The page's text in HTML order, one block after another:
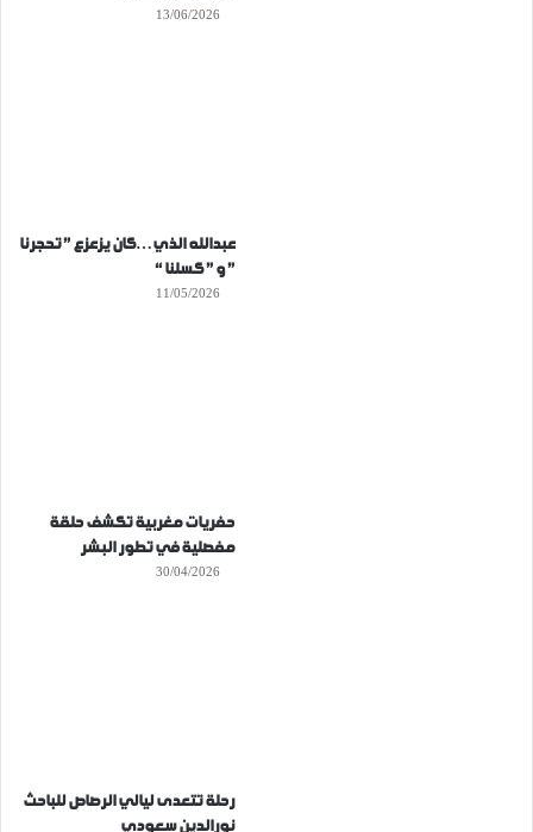
13/06/2026
عبدالله الذي…كان يزعزع ” تحجرنا
” و ” كسلنا “
11/05/2026
حفريات مغربية تكشف حلقة
مفصلية في تطور البشر
30/04/2026
رحلة تتعدى ليالي الرصاص للباحث
نورالدين سعودي